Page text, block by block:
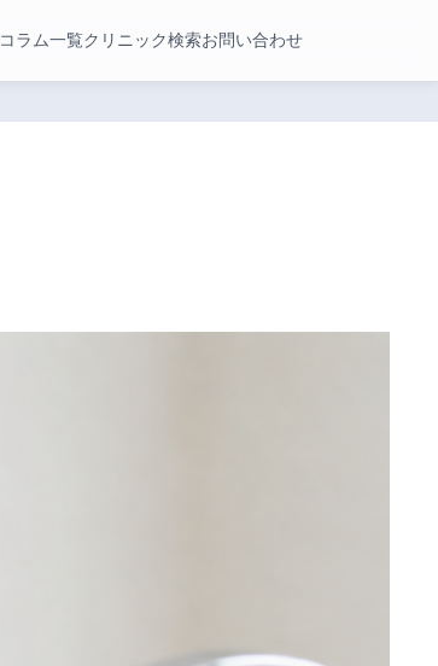
コラム一覧クリニック検索お問い合わせ